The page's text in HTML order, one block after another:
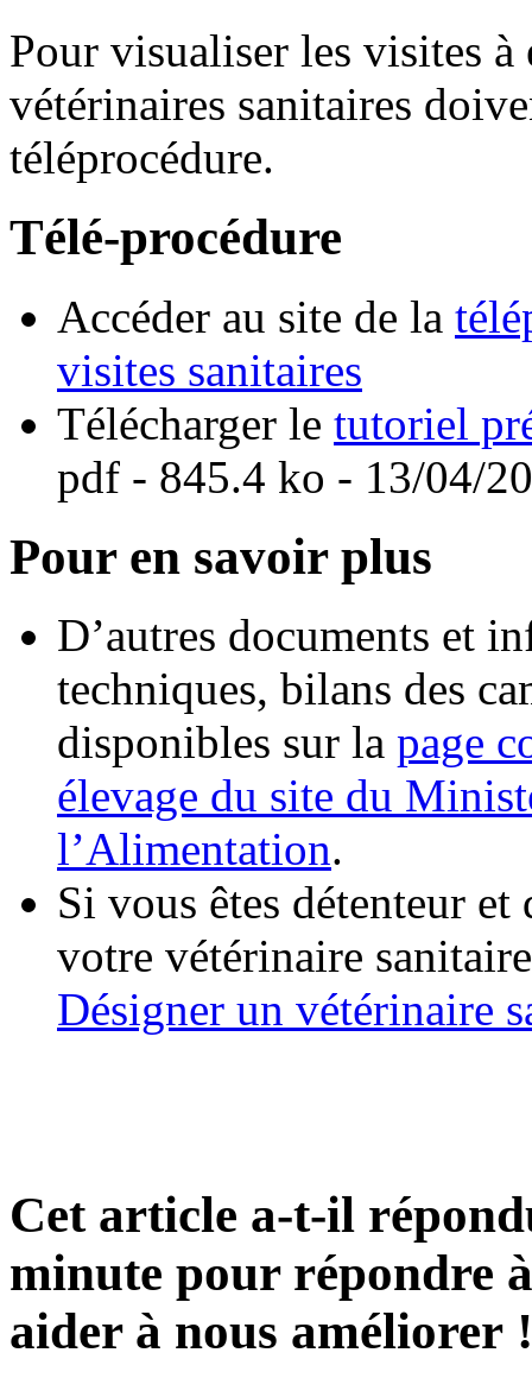
Pour visualiser les visites à
vétérinaires sanitaires
téléprocédure.
Télé-procédure
Accéder au site de la
visites sanitaires
Télécharger le tutoriel
pdf - 845.4 ko - 13/04/
Pour en savoir plus
D’autres documents et
techniques, bilans des
disponibles sur la page
élevage du site du
l’Alimentation.
Si vous êtes détenteur
votre vétérinaire
Désigner un vétérinaire
Cet article a-t-il
minute pour répondre
aider à nous améliorer !